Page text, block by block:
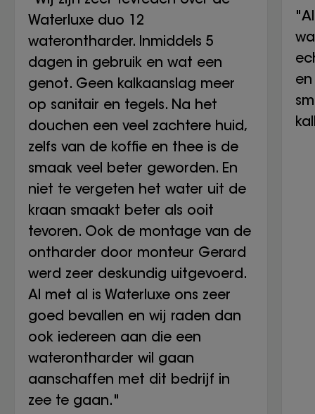
Waterluxe duo 12
waterontharder. Inmiddels 5
dagen in gebruik en wat een
genot. Geen kalkaanslag meer
op sanitair en tegels. Na het
douchen een veel zachtere huid,
zelfs van de koffie en thee is de
smaak veel beter geworden. En
niet te vergeten het water uit de
kraan smaakt beter als ooit
tevoren. Ook de montage van de
ontharder door monteur Gerard
werd zeer deskundig uitgevoerd.
Al met al is Waterluxe ons zeer
goed bevallen en wij raden dan
ook iedereen aan die een
waterontharder wil gaan
aanschaffen met dit bedrijf in
zee te gaan."